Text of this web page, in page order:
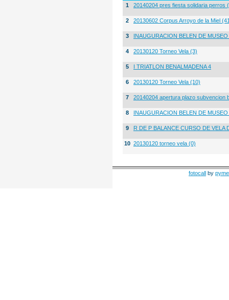
1 20140204 pres fiesta solidaria perros
2 20130602 Corpus Arroyo de la Miel
3 INAUGURACION BELEN DE
4 20130120 Torneo Vela (3)
5 I TRIATLON BENALMADENA 4
6 20130120 Torneo Vela (10)
7 20140204 apertura plazo subvencion
8 INAUGURACION BELEN DE
9 R DE P BALANCE CURSO DE VELA
10 20130120 torneo vela (0)
fotocall by